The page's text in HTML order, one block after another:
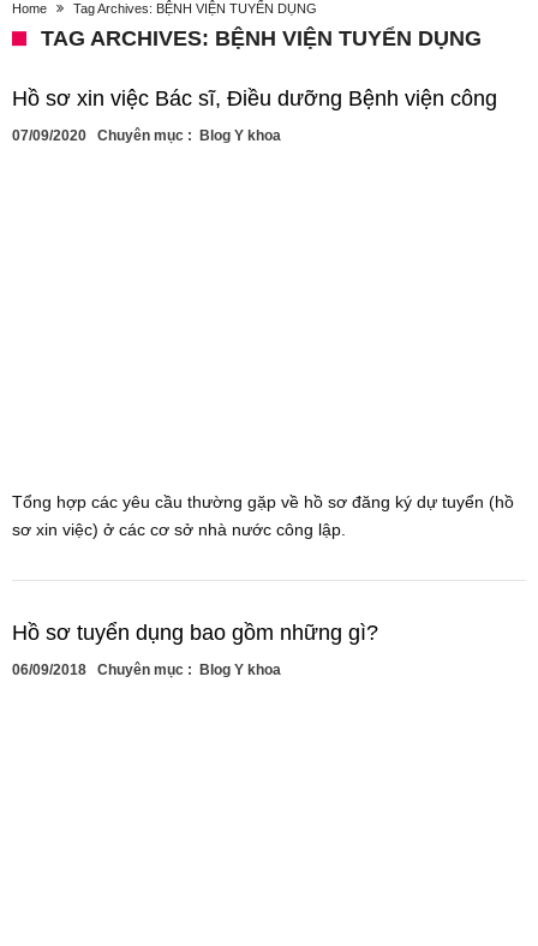
Home Tag Archives: BỆNH VIỆN TUYỂN DỤNG
TAG ARCHIVES: BỆNH VIỆN TUYỂN DỤNG
Hồ sơ xin việc Bác sĩ, Điều dưỡng Bệnh viện công
07/09/2020 Chuyên mục : Blog Y khoa
Tổng hợp các yêu cầu thường gặp về hồ sơ đăng ký dự tuyển (hồ
sơ xin việc) ở các cơ sở nhà nước công lập.
Hồ sơ tuyển dụng bao gồm những gì?
06/09/2018 Chuyên mục : Blog Y khoa